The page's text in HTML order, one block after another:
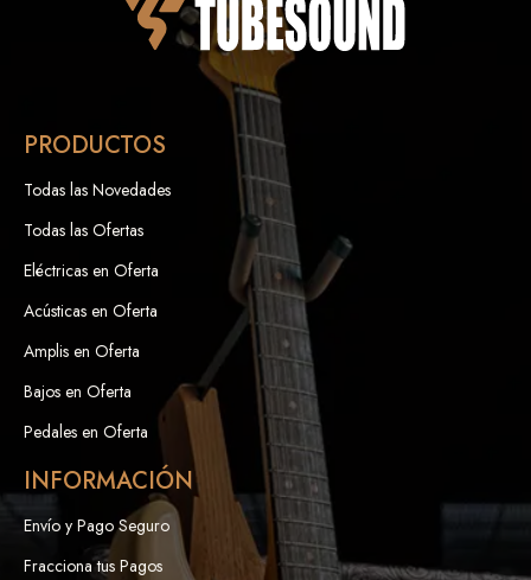
PRODUCTOS
Todas las Novedades
Todas las Ofertas
Eléctricas en Oferta
Acústicas en Oferta
Amplis en Oferta
Bajos en Oferta
Pedales en Oferta
INFORMACIÓN
Envío y Pago Seguro
Fracciona tus Pagos